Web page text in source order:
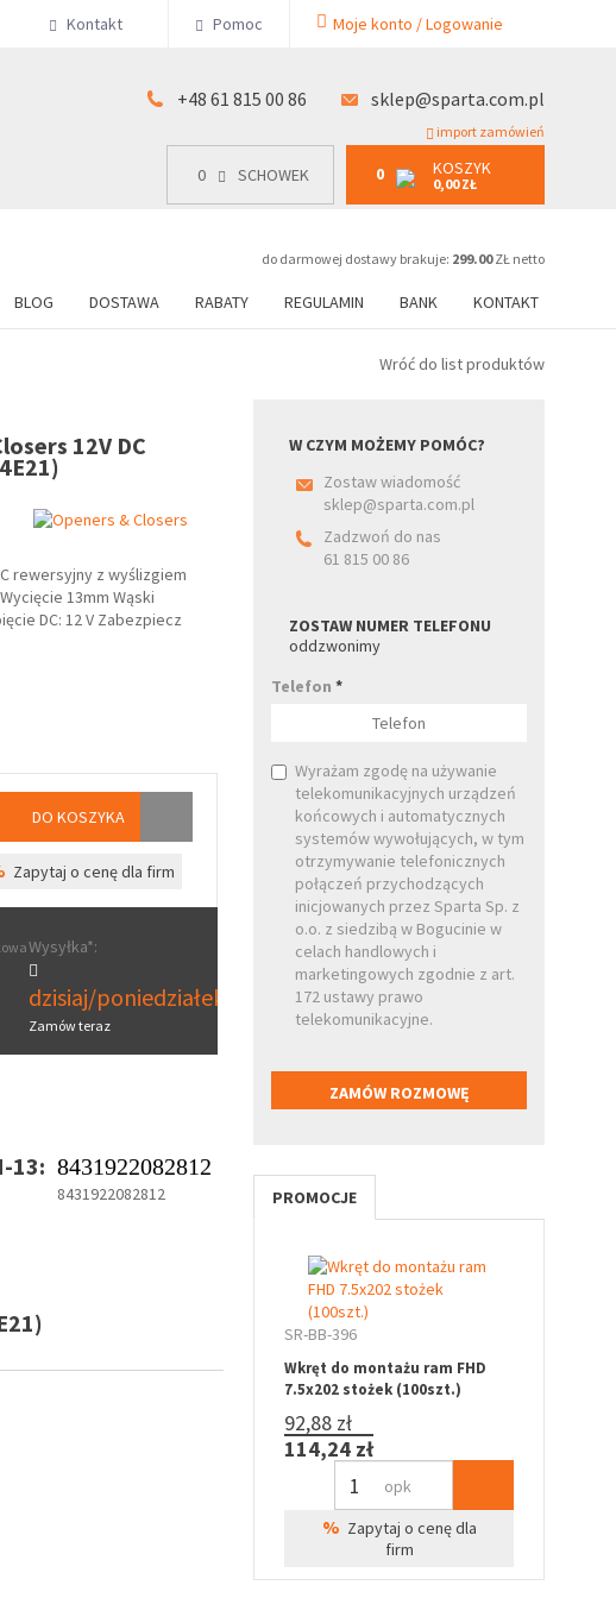
Kontakt Pomoc Moje konto / Logowanie
+48 61 815 00 86 sklep@sparta.com.pl
import zamówień
0 SCHOWEK 0 KOSZYK
0,00 ZŁ
do darmowej dostawy brakuje: 299.00ZŁ netto
BLOG DOSTAWA RABATY REGULAMIN BANK KONTAKT
0 SCHOWEK 0 KOSZYK
0,00 ZŁ
+48 61 815 00 86
Wróć do list produktów
12V DC
rewersyjny z wyślizgiem
13mm Wąski
DC: 12 V Zabezpiecz
DO KOSZYKA
Zapytaj o cenę dla firm
Wysyłka*:
dzisiaj/poniedziałek
Zamów teraz
13: 8431922082812
8431922082812
W CZYM MOŻEMY POMÓC?
Zostaw wiadomość
sklep@sparta.com.pl
Zadzwoń do nas
61 815 00 86
ZOSTAW NUMER TELEFONU
oddzwonimy
Telefon*
Wyrażam zgodę na używanie
telekomunikacyjnych urządzeń
końcowych i automatycznych
systemów wywołujących, w tym
otrzymywanie telefonicznych
połączeń przychodzących
inicjowanych przez Sparta Sp. z
o.o. z siedzibą w Bogucinie w
celach handlowych i
marketingowych zgodnie z art.
172 ustawy prawo
telekomunikacyjne.
PROMOCJE
SR-BB-396
Wkręt do montażu ram FHD
7.5x202 stożek (100szt.)
92,88 zł
114,24 zł
opk
% Zapytaj o cenę dla
firm